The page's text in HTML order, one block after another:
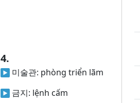
4.
미술관: phòng triển lãm
금지: lệnh cấm